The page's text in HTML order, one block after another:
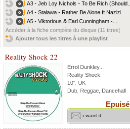
A3 - Jeb Loy Nichols - To Be Rich (Should...
A4 - Stalawa - Rather Be Alone ft Nazizi
A5 - Viktorious & Earl Cunningham -...
Accèder à la fiche complète du disque (11 titres)
Ajouter tous les titres à une playlist
Reality Shock 22
Errol Dunkley...
Reality Shock
10", UK
Dub, Reggae, Dancehall
Epuisé
i want it